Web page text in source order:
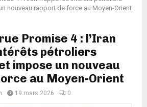
nouveau rapport de force au Moyen-Orient
Promise 4 : l’Iran
pétroliers
impose un nouveau
au Moyen-Orient
19 mars 2026 0